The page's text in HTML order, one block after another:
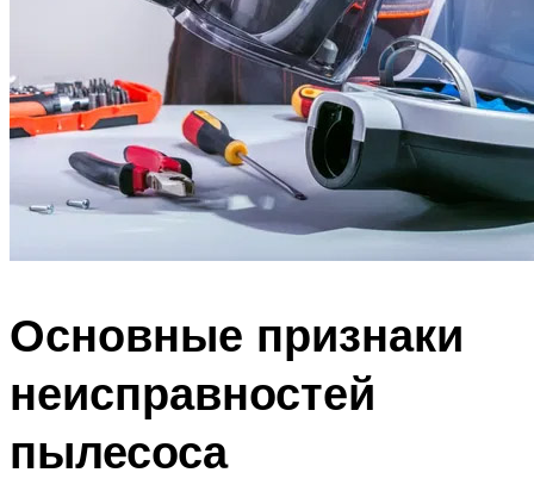
Основные признаки
неисправностей
пылесоса